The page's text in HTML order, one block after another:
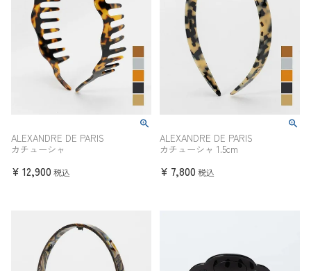
ALEXANDRE DE PARIS
カチューシャ
¥ 12,900 税込
ALEXANDRE DE PARIS
カチューシャ 1.5cm
¥ 7,800 税込